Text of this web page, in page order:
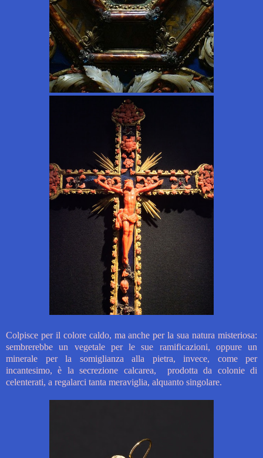
Colpisce per il colore caldo, ma anche per la sua natura misteriosa:
sembrerebbe un vegetale per le sue ramificazioni, oppure un
minerale per la somiglianza alla pietra, invece, come per
incantesimo, è la secrezione calcarea, prodotta da colonie di
celenterati, a regalarci tanta meraviglia, alquanto singolare.